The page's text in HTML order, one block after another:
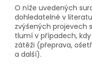
O níže uvedených
dohledatelné v
zvýšených projevech
tlumí v případech,
zátěži (přeprava,
a další).